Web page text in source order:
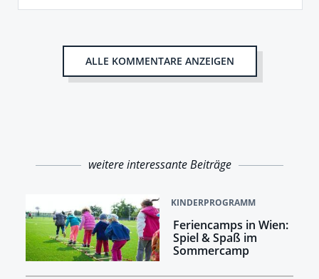
ALLE KOMMENTARE ANZEIGEN
weitere interessante Beiträge
KINDERPROGRAMM
Feriencamps in Wien:
Spiel & Spaß im
Sommercamp